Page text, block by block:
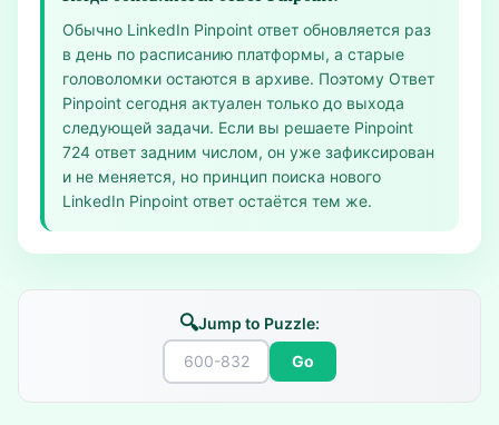
Обычно LinkedIn Pinpoint ответ обновляется раз
в день по расписанию платформы, а старые
головоломки остаются в архиве. Поэтому Ответ
Pinpoint сегодня актуален только до выхода
следующей задачи. Если вы решаете Pinpoint
724 ответ задним числом, он уже зафиксирован
и не меняется, но принцип поиска нового
LinkedIn Pinpoint ответ остаётся тем же.
🔍Jump to Puzzle:
Go